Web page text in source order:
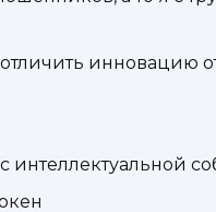
инновацию
интеллектуальной